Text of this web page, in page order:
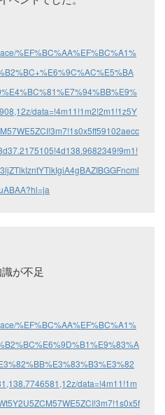
%EF%BC%AA%EF%BC%A1%
data=!4m11!1m2!2m1!1z5Y
が不足
%EF%BC%AA%EF%BC%A1%
data=!4m11!1m